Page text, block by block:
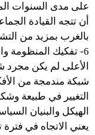
على مدى السنوات
أن تتجه القيادة
بالغرب بمزيد من
6- تفكيك المنظومة
الأعلى لم يكن
شبكة مندمجة من
التغيير في طبيعة
الهيكل والبنيان
يعني الاتجاه في